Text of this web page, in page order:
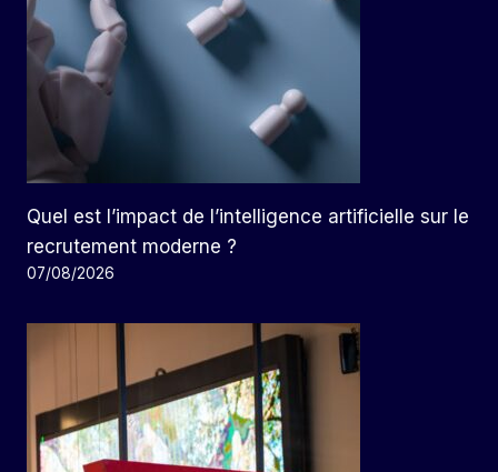
Quel est l’impact de l’intelligence artificielle sur le
recrutement moderne ?
07/08/2026